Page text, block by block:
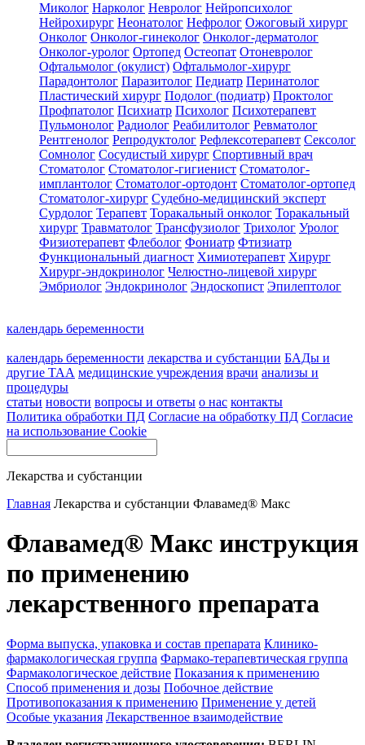
Миколог Нарколог Невролог Нейропсихолог
Нейрохирург Неонатолог Нефролог Ожоговый хирург
Онколог Онколог-гинеколог Онколог-дерматолог
Онколог-уролог Ортопед Остеопат Отоневролог
Офтальмолог (окулист) Офтальмолог-хирург
Парадонтолог Паразитолог Педиатр Перинатолог
Пластический хирург Подолог (подиатр) Проктолог
Профпатолог Психиатр Психолог Психотерапевт
Пульмонолог Радиолог Реабилитолог Ревматолог
Рентгенолог Репродуктолог Рефлексотерапевт Сексолог
Сомнолог Сосудистый хирург Спортивный врач
Стоматолог Стоматолог-гигиенист Стоматолог-
имплантолог Стоматолог-ортодонт Стоматолог-ортопед
Стоматолог-хирург Судебно-медицинский эксперт
Сурдолог Терапевт Торакальный онколог Торакальный
хирург Травматолог Трансфузиолог Трихолог Уролог
Физиотерапевт Флеболог Фониатр Фтизиатр
Функциональный диагност Химиотерапевт Хирург
Хирург-эндокринолог Челюстно-лицевой хирург
Эмбриолог Эндокринолог Эндоскопист Эпилептолог
календарь беременности
календарь беременности лекарства и субстанции БАДы и
другие ТАА медицинские учреждения врачи анализы и
процедуры
статьи новости вопросы и ответы о нас контакты
Политика обработки ПД Согласие на обработку ПД Согласие
на использование Cookie
Лекарства и субстанции
Главная Лекарства и субстанции Флавамед® Макс
Флавамед® Макс инструкция
по применению
лекарственного препарата
Форма выпуска, упаковка и состав препарата Клинико-
фармакологическая группа Фармако-терапевтическая группа
Фармакологическое действие Показания к применению
Способ применения и дозы Побочное действие
Противопоказания к применению Применение у детей
Особые указания Лекарственное взаимодействие